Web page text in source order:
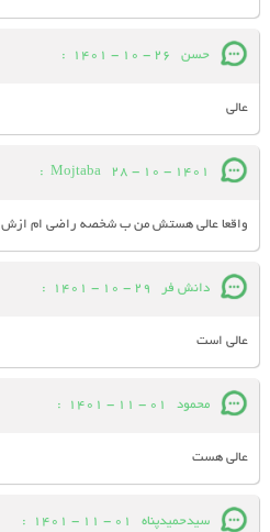
حسن 26 - 10 - 1401
:
عالی
Mojtaba 28 - 10 - 1401
:
واقعا عالی هستش من ب شخصه راضی ام ازش
دانش فر 29 - 10 - 1401
:
عالی است
محمود 01 - 11 - 1401
:
عالی هست
سیدحمیدپناه 01 - 11 - 1401
: